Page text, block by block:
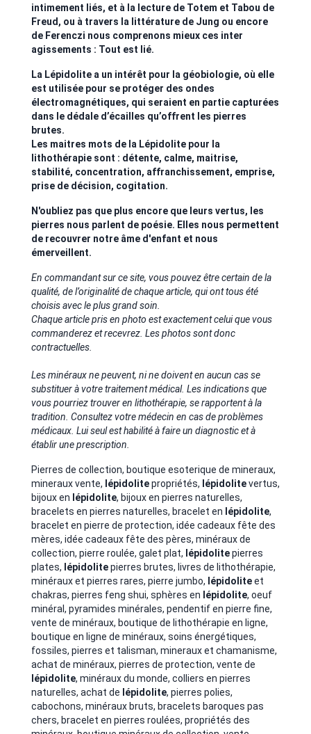
intimement liés, et à la lecture de Totem et Tabou de
Freud, ou à travers la littérature de Jung ou encore
de Ferenczi nous comprenons mieux ces inter
agissements : Tout est lié.
La Lépidolite a un intérêt pour la géobiologie, où elle
est utilisée pour se protéger des ondes
électromagnétiques, qui seraient en partie capturées
dans le dédale d’écailles qu’offrent les pierres
brutes.
Les maitres mots de la Lépidolite pour la
lithothérapie sont : détente, calme, maitrise,
stabilité, concentration, affranchissement, emprise,
prise de décision, cogitation.
N'oubliez pas que plus encore que leurs vertus, les
pierres nous parlent de poésie. Elles nous permettent
de recouvrer notre âme d'enfant et nous
émerveillent.
En commandant sur ce site, vous pouvez être certain de la
qualité, de l’originalité de chaque article, qui ont tous été
choisis avec le plus grand soin.
Chaque article pris en photo est exactement celui que vous
commanderez et recevrez. Les photos sont donc
contractuelles.
Les minéraux ne peuvent, ni ne doivent en aucun cas se
substituer à votre traitement médical. Les indications que
vous pourriez trouver en lithothérapie, se rapportent à la
tradition. Consultez votre médecin en cas de problèmes
médicaux. Lui seul est habilité à faire un diagnostic et à
établir une prescription.
Pierres de collection, boutique esoterique de mineraux,
mineraux vente, lépidolitepropriétés, lépidolitevertus,
bijoux en lépidolite, bijoux en pierres naturelles,
bracelets en pierres naturelles, bracelet en lépidolite,
bracelet en pierre de protection, idée cadeaux fête des
mères, idée cadeaux fête des pères, minéraux de
collection, pierre roulée, galet plat, lépidolitepierres
plates, lépidolitepierres brutes, livres de lithothérapie,
minéraux et pierres rares, pierre jumbo, lépidoliteet
chakras, pierres feng shui, sphères en lépidolite, oeuf
minéral, pyramides minérales, pendentif en pierre fine,
vente de minéraux, boutique de lithothérapie en ligne,
boutique en ligne de minéraux, soins énergétiques,
fossiles, pierres et talisman, mineraux et chamanisme,
achat de minéraux, pierres de protection, vente de
lépidolite, minéraux du monde, colliers en pierres
naturelles, achat de lépidolite, pierres polies,
cabochons, minéraux bruts, bracelets baroques pas
chers, bracelet en pierres roulées, propriétés des